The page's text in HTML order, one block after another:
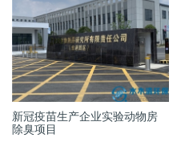
新冠疫苗生产企业实验动物房
除臭项目